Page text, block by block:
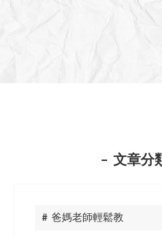
文章分
# 爸媽老師輕鬆教